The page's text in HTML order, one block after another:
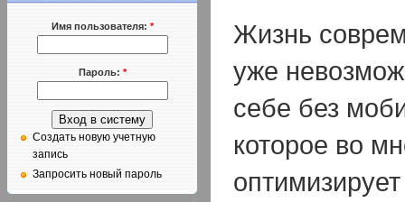
Жизнь
уже
себе без
которое во
Имя пользователя: *
Пароль: *
Создать новую учетную
запись
Запросить новый пароль